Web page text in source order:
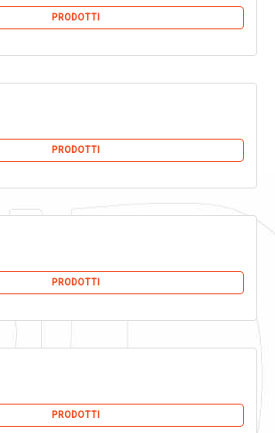
PRODOTTI
PRODOTTI
PRODOTTI
PRODOTTI